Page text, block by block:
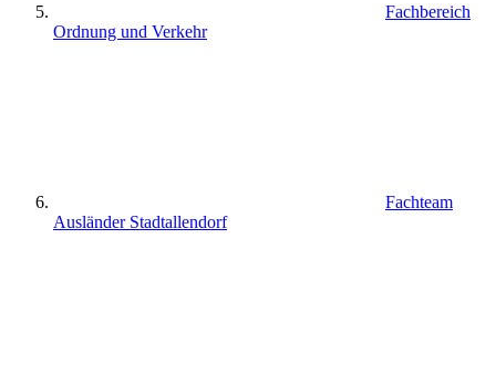
Fachbereich
Ordnung und Verkehr
Fachteam
Ausländer Stadtallendorf